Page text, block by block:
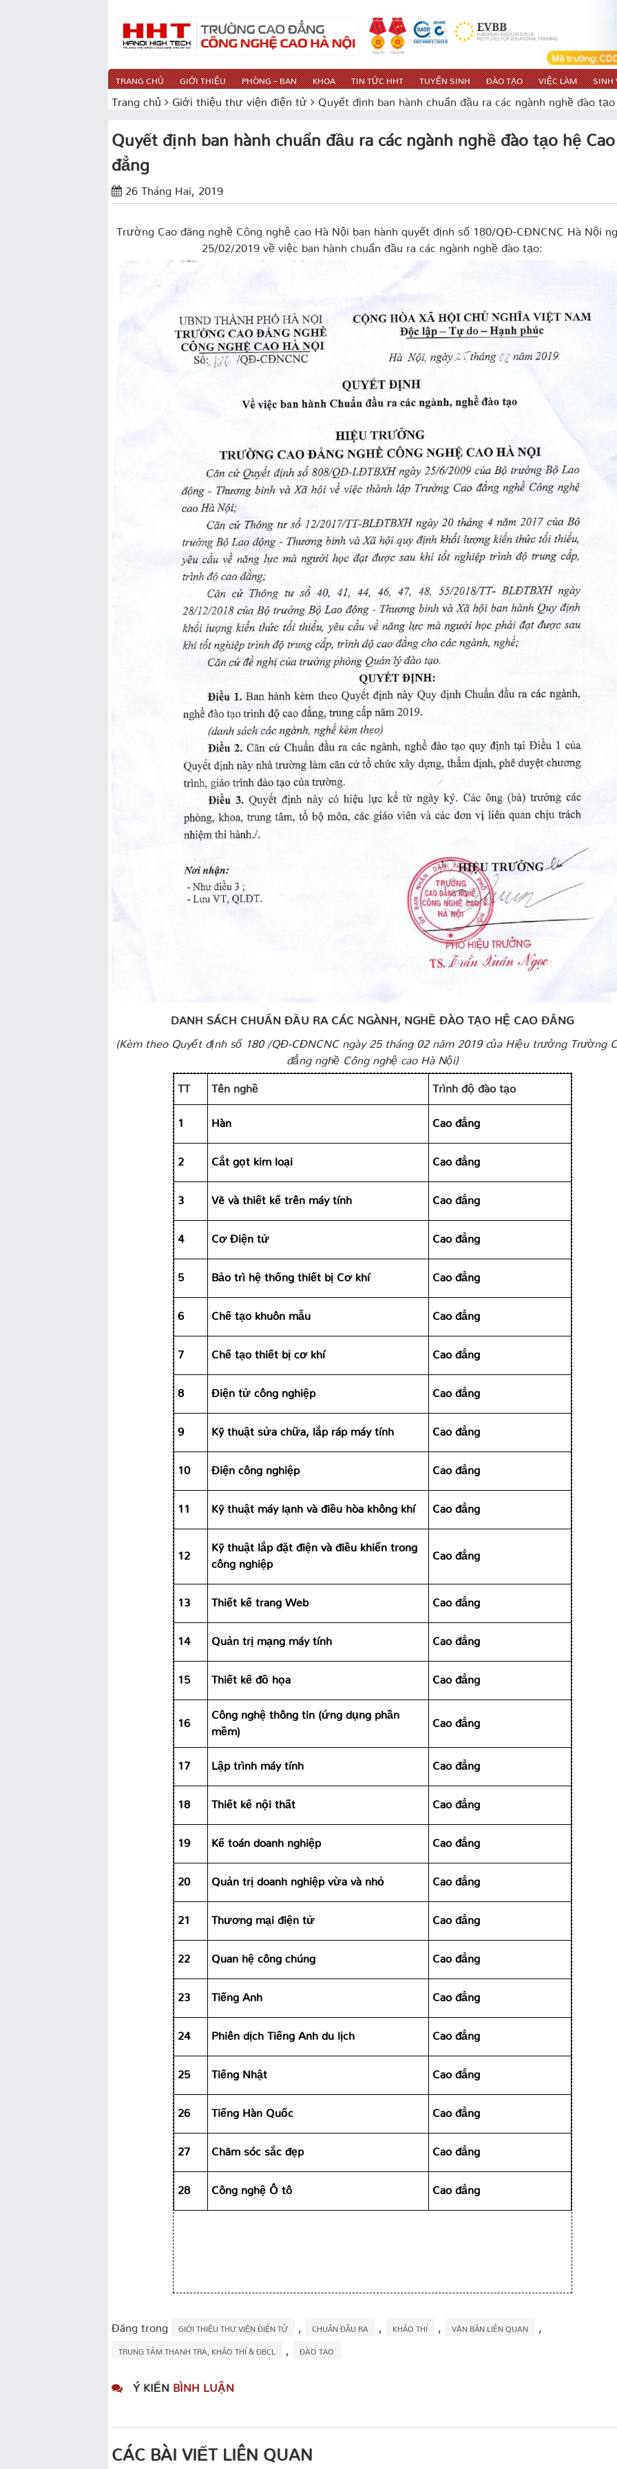
TRANG CHỦ GIỚI THIỆU PHÒNG – BAN KHOA TIN TỨC HHT TUYỂN SINH ĐÀO TẠO VIỆC LÀM SINH
Trang chủ Giới thiệu thư viện điện tử Quyết định ban hành chuẩn đầu ra các ngành nghề đào
Quyết định ban hành chuẩn đầu ra các ngành nghề đào tạo hệ Cao
đẳng
26 Tháng Hai, 2019
Trường Cao đăng nghề Công nghệ cao Hà Nội ban hành quyết định số 180/QĐ-CĐNCNC Hà Nội
25/02/2019 về việc ban hành chuẩn đầu ra các ngành nghề đào tạo:
DANH SÁCH CHUẨN ĐẦU RA CÁC NGÀNH, NGHỀ ĐÀO TẠO HỆ CAO ĐẲNG
(Kèm theo Quyết định số180/QĐ-CĐNCNC ngày 25 tháng 02 năm 2019của Hiệu trưởng Trường
đẳng nghề Công nghệ cao Hà Nội)
TT Tên nghề Trình độ đào tạo
1 Hàn Cao đẳng
2 Cắt gọt kim loại Cao đẳng
3 Vẽ và thiết kế trên máy tính Cao đẳng
4 Cơ Điện tử Cao đẳng
5 Bảo trì hệ thống thiết bị Cơ khí Cao đẳng
6 Chế tạo khuôn mẫu Cao đẳng
7 Chế tạo thiết bị cơ khí Cao đẳng
8 Điện tử công nghiệp Cao đẳng
9 Kỹ thuật sửa chữa, lắp ráp máy tính Cao đẳng
10 Điện công nghiệp Cao đẳng
11 Kỹ thuật máy lạnh và điều hòa không khí Cao đẳng
12
Kỹ thuật lắp đặt điện và điều khiển trong
công nghiệp
Cao đẳng
13 Thiết kế trang Web Cao đẳng
14 Quản trị mạng máy tính Cao đẳng
15 Thiết kế đồ họa Cao đẳng
16
Công nghệ thông tin (ứng dụng phần
mềm)
Cao đẳng
17 Lập trình máy tính Cao đẳng
18 Thiết kế nội thất Cao đẳng
19 Kế toán doanh nghiệp Cao đẳng
20 Quản trị doanh nghiệp vừa và nhỏ Cao đẳng
21 Thương mại điện tử Cao đẳng
22 Quan hệ công chúng Cao đẳng
23 Tiếng Anh Cao đẳng
24 Phiên dịch Tiếng Anh du lịch Cao đẳng
25 Tiếng Nhật Cao đẳng
26 Tiếng Hàn Quốc Cao đẳng
27 Chăm sóc sắc đẹp Cao đẳng
28 Công nghệ Ô tô Cao đẳng
Đăng trong GIỚI THIỆU THƯ VIỆN ĐIỆN TỬ CHUẨN ĐẦU RA KHẢO THÍ VĂN BẢN LIÊN QUAN
TRUNG TÂM THANH TRA, KHẢO THÍ & ĐBCL ĐÀO TẠO
Ý KIẾN BÌNH LUẬN
CÁC BÀI VIẾT LIÊN QUAN